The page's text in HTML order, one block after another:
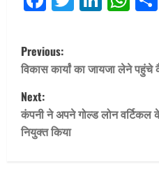
P
o
s
t
Previous:
विकास कार्यां का जायजा लेने
Next:
कंपनी ने अपने गोल्ड लोन वर्टिकल
नियुक्त किया